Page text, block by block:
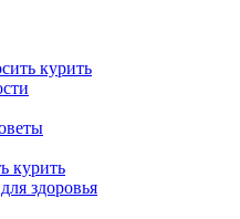
курить
курить
здоровья